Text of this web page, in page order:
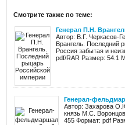
Смотрите также по теме:
Генерал П.Н.
Автор: В.Г. Черкасов-
Врангель. Последний
Россия забытая и
pdf/RAR Размер: 54.1
Генерал-
Автор: Захарова
князь М.С.
455 Формат: pdf